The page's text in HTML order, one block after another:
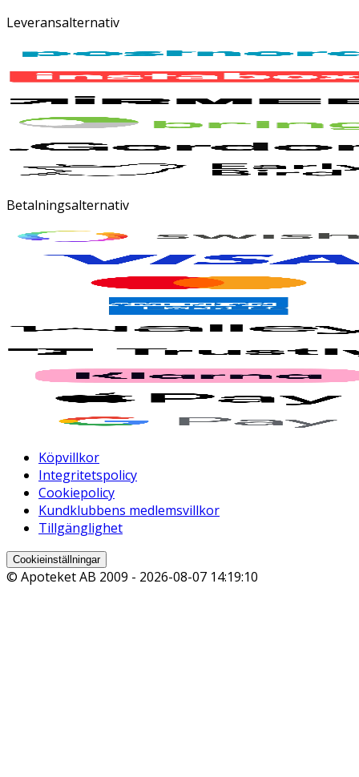
Leveransalternativ
Betalningsalternativ
Köpvillkor
Integritetspolicy
Cookiepolicy
Kundklubbens medlemsvillkor
Tillgänglighet
Cookieinställningar
© Apoteket AB 2009 - 2026-08-07 14:19:10